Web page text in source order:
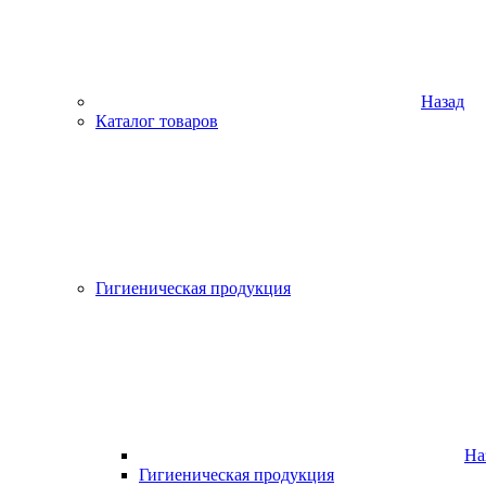
Назад
Каталог товаров
Гигиеническая продукция
Гигиеническая продукция